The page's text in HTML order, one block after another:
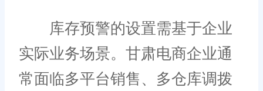
库存预警的设置需基于企业
实际业务场景。甘肃电商企业通
常面临多平台销售、多仓库调拨